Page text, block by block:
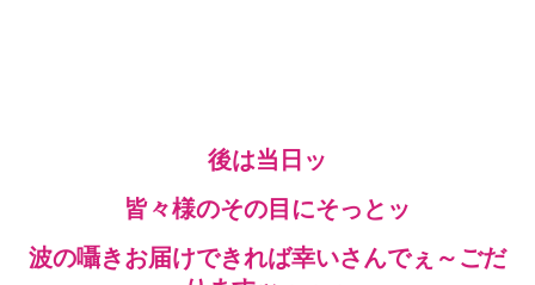
後は当日ッ
皆々様のその目にそっとッ
波の囁きお届けできれば幸いさんでぇ～ごだ